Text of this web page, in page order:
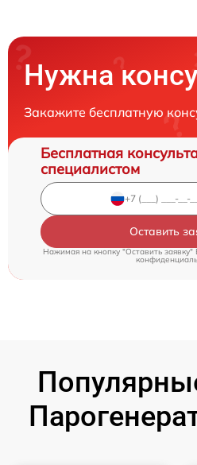
Нужна
Закажите бесплатную
Бесплатная
специалистом
Оставить
Нажимая на кнопку "Оставить